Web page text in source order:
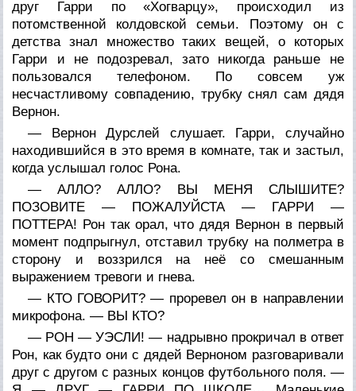
друг Гарри по «Хогварцу», происходил из
потомственной колдовской семьи. Поэтому он с
детства знал множество таких вещей, о которых
Гарри и не подозревал, зато никогда раньше не
пользовался телефоном. По совсем уж
несчастливому совпадению, трубку снял сам дядя
Вернон.
— Вернон Дурслей слушает. Гарри, случайно
находившийся в это время в комнате, так и застыл,
когда услышал голос Рона.
— АЛЛО? АЛЛО? ВЫ МЕНЯ СЛЫШИТЕ?
ПОЗОВИТЕ — ПОЖАЛУЙСТА — ГАРРИ —
ПОТТЕРА! Рон так орал, что дядя Вернон в первый
момент подпрыгнул, отставил трубку на полметра в
сторону и воззрился на неё со смешанным
выражением тревоги и гнева.
— КТО ГОВОРИТ? — проревел он в направлении
микрофона. — ВЫ КТО?
— РОН — УЭСЛИ! — надрывно прокричал в ответ
Рон, как будто они с дядей Верноном разговаривали
друг с другом с разных концов футбольного поля. —